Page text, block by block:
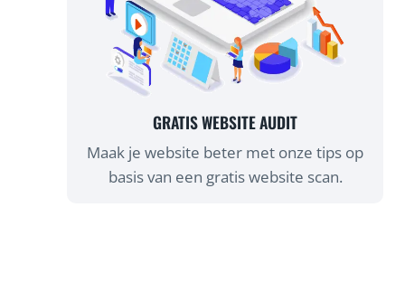
GRATIS WEBSITE AUDIT
Maak je website beter met onze tips op
basis van een gratis website scan.